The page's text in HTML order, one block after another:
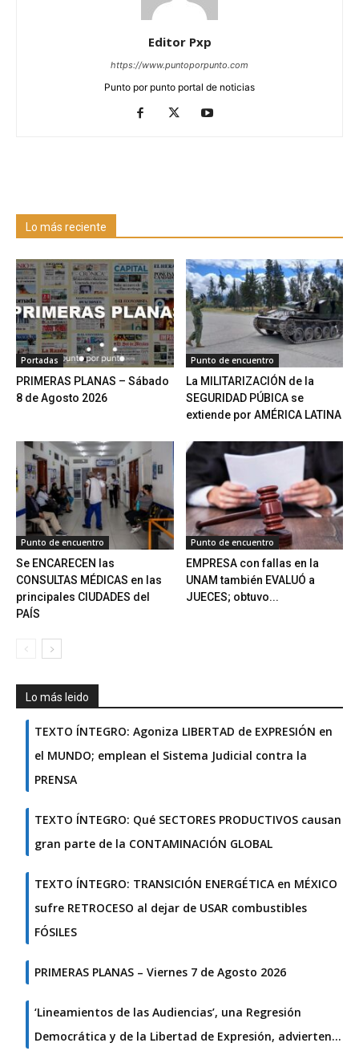
Editor Pxp
https://www.puntoporpunto.com
Punto por punto portal de noticias
Lo más reciente
Portadas
PRIMERAS PLANAS – Sábado
8 de Agosto 2026
Punto de encuentro
La MILITARIZACIÓN de la
SEGURIDAD PÚBICA se
extiende por AMÉRICA LATINA
Punto de encuentro
Se ENCARECEN las
CONSULTAS MÉDICAS en las
principales CIUDADES del
PAÍS
Punto de encuentro
EMPRESA con fallas en la
UNAM también EVALUÓ a
JUECES; obtuvo...
Lo más leido
TEXTO ÍNTEGRO: Agoniza LIBERTAD de EXPRESIÓN en
el MUNDO; emplean el Sistema Judicial contra la
PRENSA
TEXTO ÍNTEGRO: Qué SECTORES PRODUCTIVOS causan
gran parte de la CONTAMINACIÓN GLOBAL
TEXTO ÍNTEGRO: TRANSICIÓN ENERGÉTICA en MÉXICO
sufre RETROCESO al dejar de USAR combustibles
FÓSILES
PRIMERAS PLANAS – Viernes 7 de Agosto 2026
‘Lineamientos de las Audiencias’, una Regresión
Democrática y de la Libertad de Expresión, advierten…